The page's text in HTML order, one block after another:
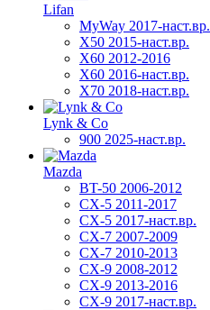
Lifan
MyWay 2017-наст.вр.
X50 2015-наст.вр.
X60 2012-2016
X60 2016-наст.вр.
X70 2018-наст.вр.
Lynk & Co
900 2025-наст.вр.
Mazda
BT-50 2006-2012
CX-5 2011-2017
CX-5 2017-наст.вр.
CX-7 2007-2009
CX-7 2010-2013
CX-9 2008-2012
CX-9 2013-2016
CX-9 2017-наст.вр.